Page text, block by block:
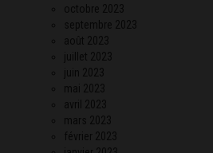
octobre 2023
septembre 2023
août 2023
juillet 2023
juin 2023
mai 2023
avril 2023
mars 2023
février 2023